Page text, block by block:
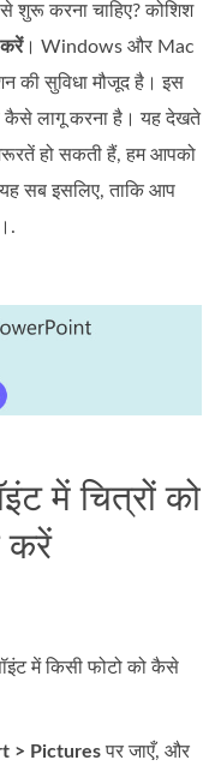
शुरू करना चाहिए? कोशिश
। Windows और Mac
की सुविधा मौजूद है। इस
कैसे लागू करना है। यह देखते
हो सकती हैं, हम आपको
यह सब इसलिए, ताकि आप
में चित्रों को
करें
में किसी फोटो को कैसे
> Picturesपर जाएँ, और